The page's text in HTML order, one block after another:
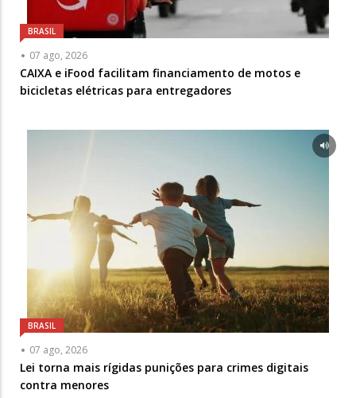
BRASIL
07 ago, 2026
CAIXA e iFood facilitam financiamento de motos e
bicicletas elétricas para entregadores
BRASIL
07 ago, 2026
Lei torna mais rígidas punições para crimes digitais
contra menores